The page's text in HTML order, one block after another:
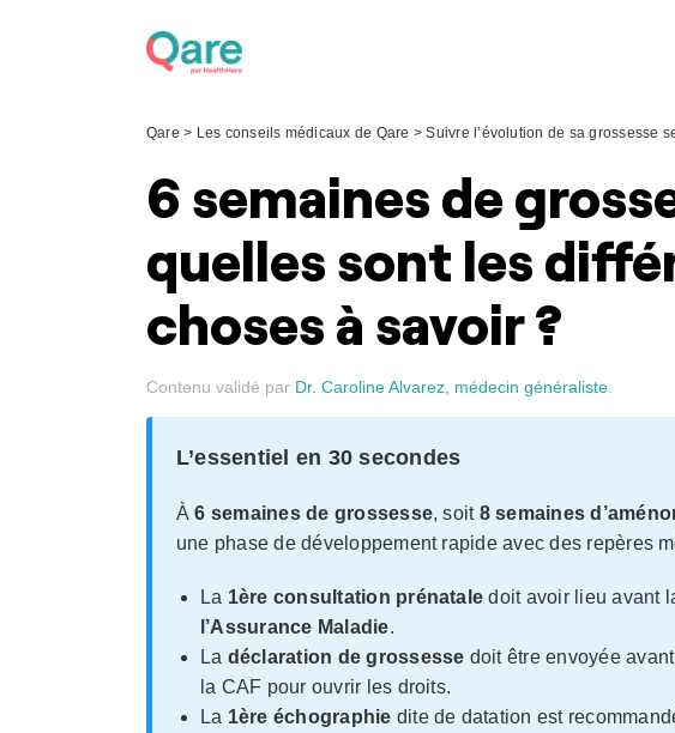
Qare > Les conseils médicaux de Qare >Suivre l’évolution de sa grossesse
6 semaines de
quelles sont les
choses à savoir ?
Contenu validé par Dr. Caroline Alvarez, médecin généraliste.
L’essentiel en 30 secondes
À6 semaines de grossesse, soit 8 semaines
une phase de développement rapide avec des repères
La 1ère consultation prénatale doit avoir lieu avant
l’Assurance Maladie.
La déclaration de grossesse doit être envoyée avant
la CAF pour ouvrir les droits.
La 1ère échographie dite de datation est